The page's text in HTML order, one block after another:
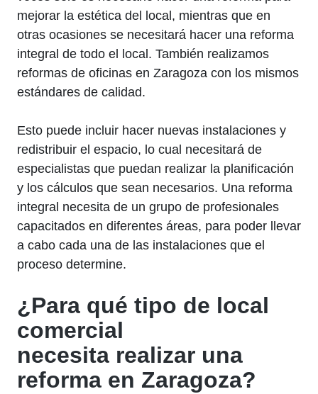
mejorar la estética del local, mientras que en
otras ocasiones se necesitará hacer una reforma
integral de todo el local. También realizamos
reformas de oficinas en Zaragoza con los mismos
estándares de calidad.
Esto puede incluir hacer nuevas instalaciones y
redistribuir el espacio, lo cual necesitará de
especialistas que puedan realizar la planificación
y los cálculos que sean necesarios. Una reforma
integral necesita de un grupo de profesionales
capacitados en diferentes áreas, para poder llevar
a cabo cada una de las instalaciones que el
proceso determine.
¿Para qué tipo de local
comercial
necesita realizar una
reforma en Zaragoza?